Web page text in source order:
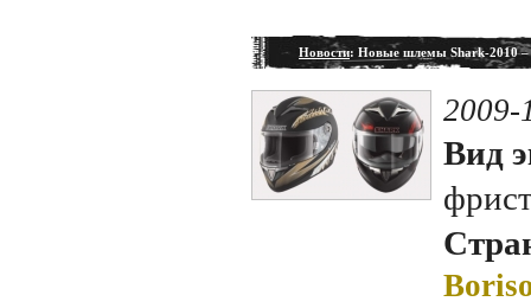
Новости: Новые шлемы Shark-2010 –
2009-
Вид